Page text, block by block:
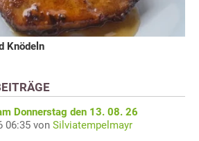
Knödeln
Donnerstag den 13. 08. 26
06:35 von Silviatempelmayr